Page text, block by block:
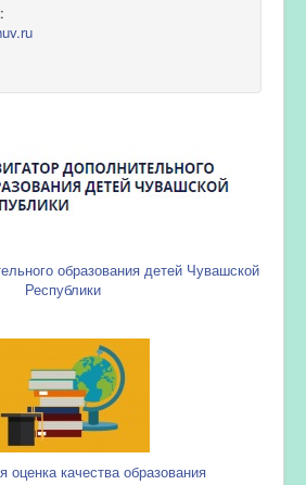
образования детей Чувашской
Республики
оценка качества образования